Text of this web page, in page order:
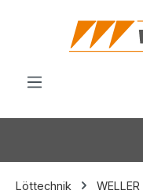
springen
Löttechnik WELLER